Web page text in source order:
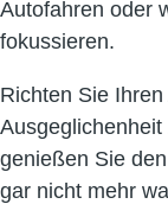
Autofahren oder
fokussieren.
Richten Sie
genießen Sie
gar nicht mehr